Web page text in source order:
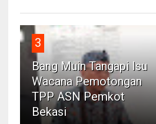
3
Bang Muin Tangapi Isu
Wacana Pemotongan
TPP ASN Pemkot
Bekasi